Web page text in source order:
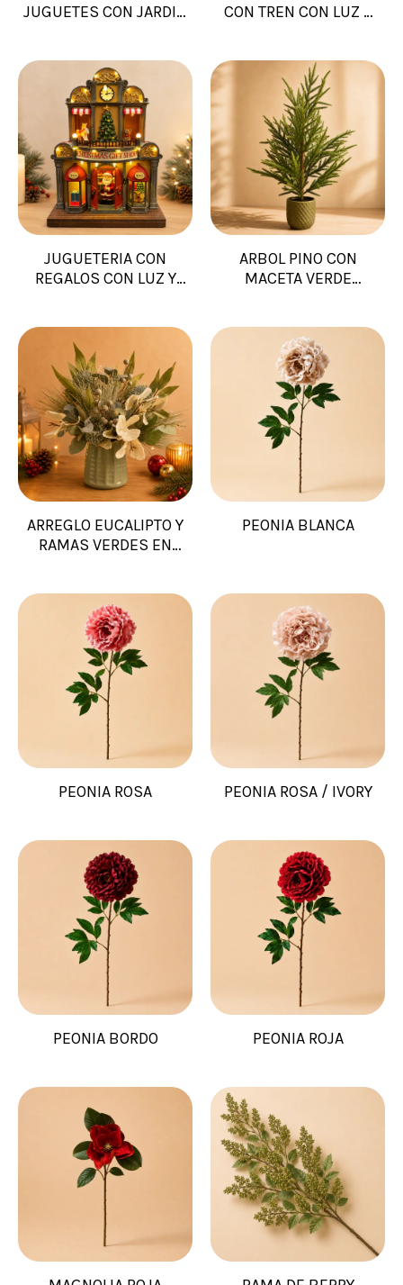
JUGUETES CON JARDIN
CON TREN CON LUZ Y
JUGUETERIA CON
REGALOS CON LUZ Y
ARBOL PINO CON
MACETA VERDE
ARREGLO EUCALIPTO Y
RAMAS VERDES EN
PEONIA BLANCA
PEONIA ROSA PEONIA ROSA / IVORY
PEONIA BORDO PEONIA ROJA